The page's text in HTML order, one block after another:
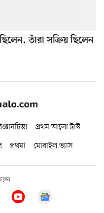
তাঁরা সক্রিয় ছিলেন
প্রথম আলো ট্রাস্ট
প্রথমা মোবাইল ভ্যাস